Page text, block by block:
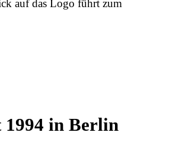
auf das Logo führt zum
1994 in Berlin